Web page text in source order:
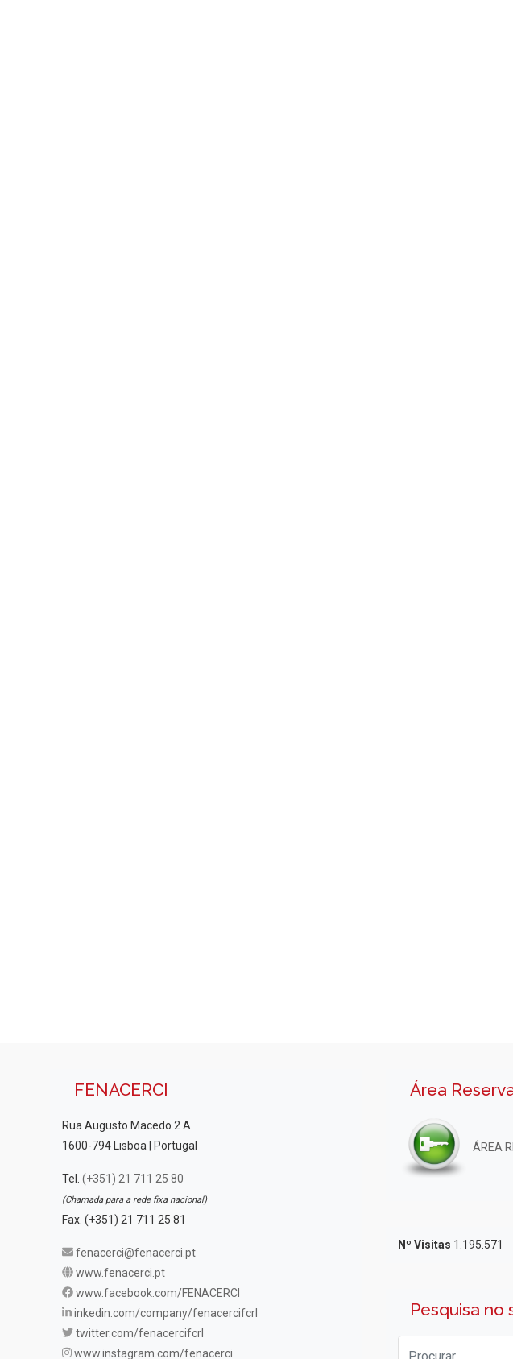
FENACERCI
Rua Augusto Macedo 2 A
1600-794 Lisboa | Portugal
Tel. (+351) 21 711 25 80
(Chamada para a rede fixa nacional)
Fax. (+351) 21 711 25 81
fenacerci@fenacerci.pt
www.fenacerci.pt
www.facebook.com/FENACERCI
inkedin.com/company/fenacercifcrl
twitter.com/fenacercifcrl
www.instagram.com/fenacerci
Área
ÁREA
Nº Visitas 1.195.571
Pesquisa no